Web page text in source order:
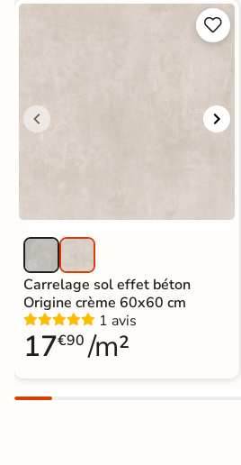
Carrelage
identique
Carrelage
Carrelage


Carrelage sol effet béton
Origine crème 60x60 cm
1 avis
17€90 /m²